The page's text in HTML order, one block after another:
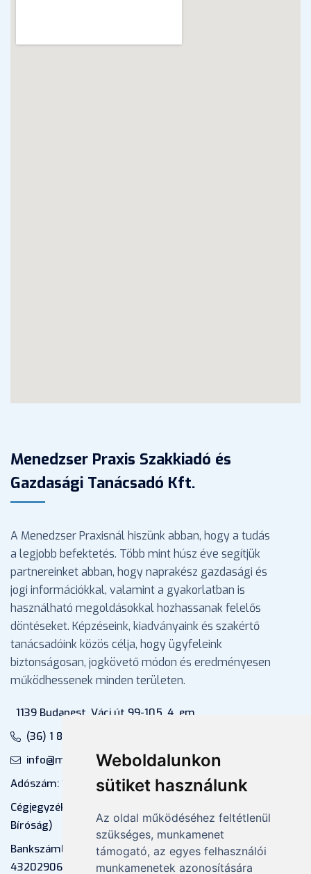
Weboldalunkon
sütiket használunk
Az oldal működéséhez feltétlenül
szükséges, munkamenet
támogató, az egyes felhasználói
munkamenetek azonosítására
Menedzser Praxis Szakkiadó és
Gazdasági Tanácsadó Kft.
A Menedzser Praxisnál hiszünk abban, hogy a tudás
a legjobb befektetés. Több mint húsz éve segítjük
partnereinket abban, hogy naprakész gazdasági és
jogi információkkal, valamint a gyakorlatban is
használható megoldásokkal hozhassanak felelős
döntéseket. Képzéseink, kiadványaink és szakértő
tanácsadóink közös célja, hogy ügyfeleink
biztonságosan, jogkövető módon és eredményesen
működhessenek minden területen.
1139 Budapest, Váci út 99-105. 4. em.
(36) 1 880 76 00
info@mprx.hu
Adószám: 13598145-2-41
Cégjegyzékszám: 01-09-883770 (Fővárosi
Bíróság)
Bankszámlaszám: CIB Bank, 10700581-
43202906-51100005